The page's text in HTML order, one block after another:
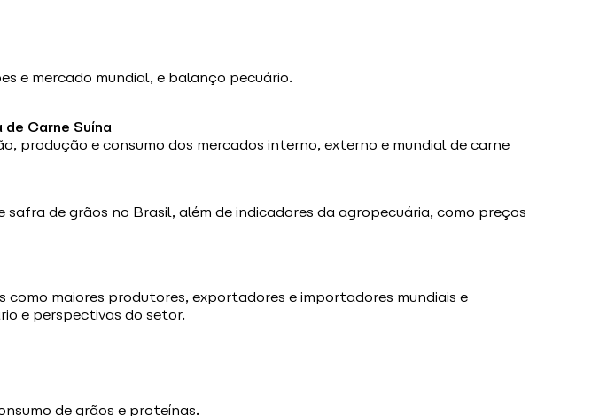
e mercado mundial, e balanço pecuário.
Carne Suína
e consumo dos mercados interno, externo e mundial de carne
de grãos no Brasil, além de indicadores da agropecuária, como preços
maiores produtores, exportadores e importadores mundiais e
e perspectivas do setor.
de grãos e proteínas.